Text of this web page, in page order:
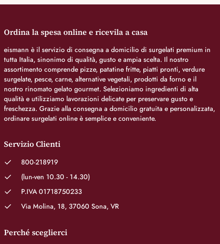
Ordina la spesa online e ricevila a casa
eismann è il servizio di consegna a domicilio di surgelati premium in
tutta Italia, sinonimo di qualità, gusto e ampia scelta. Il nostro
assortimento comprende pizze, patatine fritte, piatti pronti, verdure
surgelate, pesce, carne, alternative vegetali, prodotti da forno e il
nostro rinomato gelato gourmet. Selezioniamo ingredienti di alta
qualità e utilizziamo lavorazioni delicate per preservare gusto e
freschezza. Grazie alla consegna a domicilio gratuita e personalizzata,
ordinare surgelati online è semplice e conveniente.
Servizio Clienti
800-218919
(lun-ven 10.30 - 14.30)
P.IVA 01718750233
Via Molina, 18, 37060 Sona, VR
Perché sceglierci